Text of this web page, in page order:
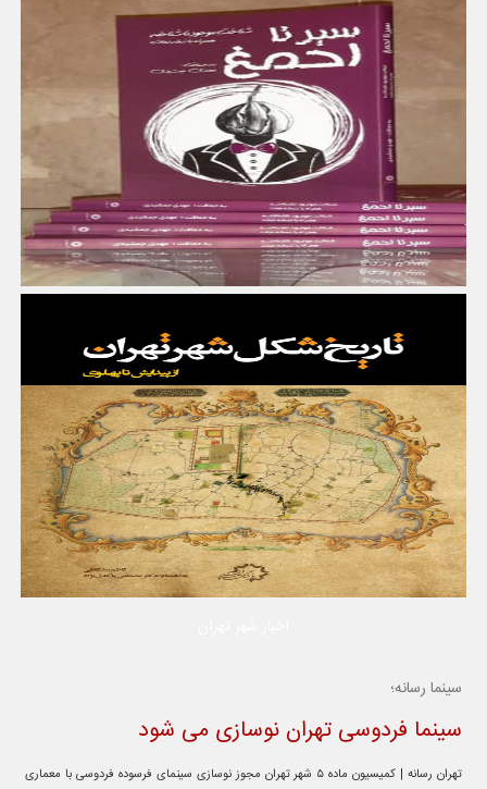
سینما رسانه؛
سینما فردوسی تهران نوسازی می شود
تهران رسانه | کمیسیون ماده ۵ شهر تهران مجوز نوسازی سینمای فرسوده فردوسی با معماری